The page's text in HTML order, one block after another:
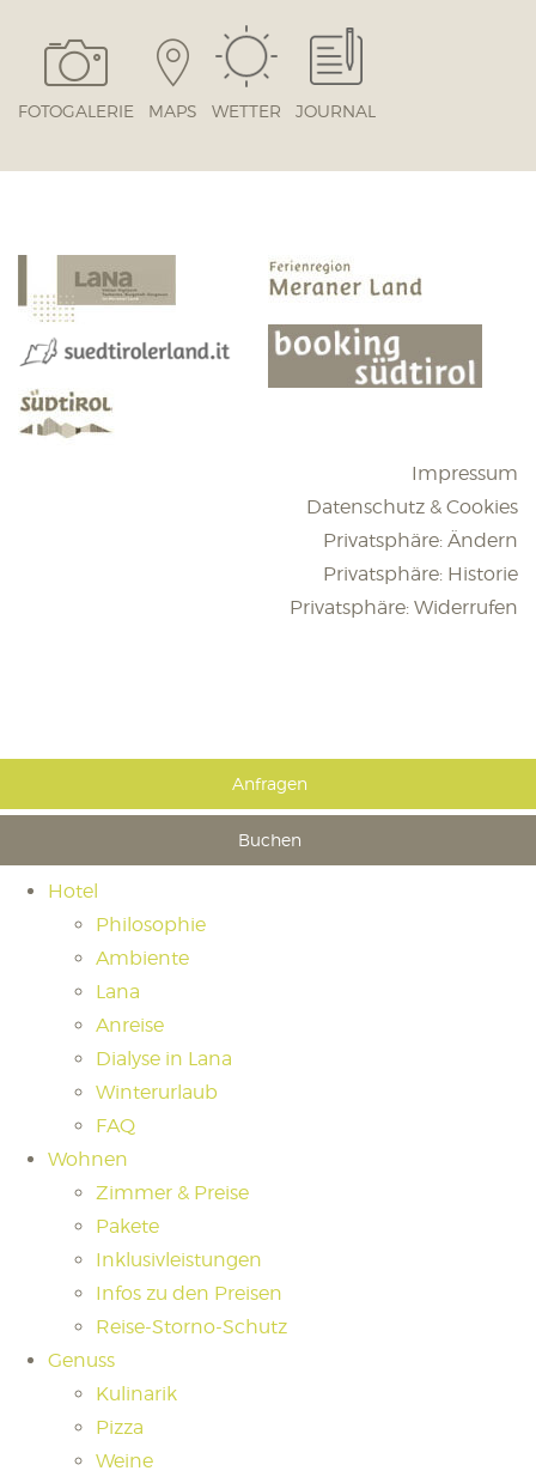
FOTOGALERIE MAPS WETTER JOURNAL
Impressum
Datenschutz & Cookies
Privatsphäre: Ändern
Privatsphäre: Historie
Privatsphäre: Widerrufen
Anfragen
Buchen
Hotel
Philosophie
Ambiente
Lana
Anreise
Dialyse in Lana
Winterurlaub
FAQ
Wohnen
Zimmer & Preise
Pakete
Inklusivleistungen
Infos zu den Preisen
Reise-Storno-Schutz
Genuss
Kulinarik
Pizza
Weine